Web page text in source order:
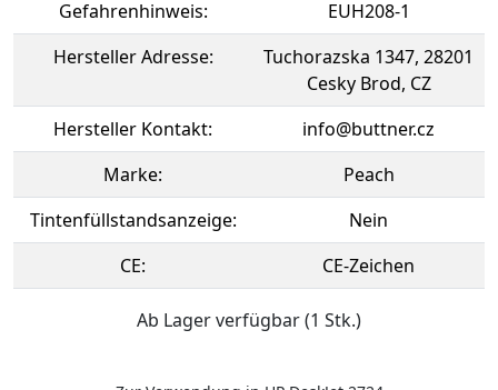
Gefahrenhinweis:
EUH208-1
Hersteller Adresse:
Tuchorazska 1347, 28201
Cesky Brod, CZ
Hersteller Kontakt:
info@buttner.cz
Marke:
Peach
Tintenfüllstandsanzeige:
Nein
CE:
CE-Zeichen
Ab Lager verfügbar (1 Stk.)